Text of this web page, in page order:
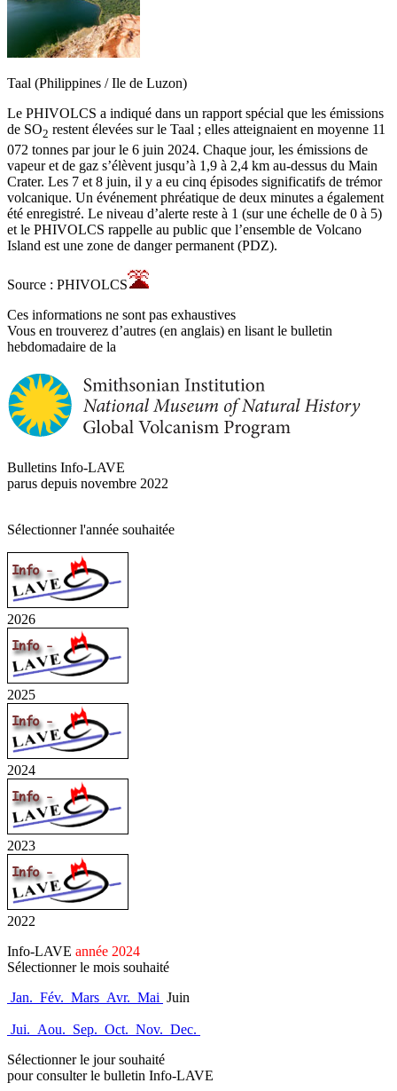
Taal (Philippines / Ile de Luzon)
Le PHIVOLCS a indiqué dans un rapport spécial que les émissions
de SO2 restent élevées sur le Taal ; elles atteignaient en moyenne 11
072 tonnes par jour le 6 juin 2024. Chaque jour, les émissions de
vapeur et de gaz s’élèvent jusqu’à 1,9 à 2,4 km au-dessus du Main
Crater. Les 7 et 8 juin, il y a eu cinq épisodes significatifs de trémor
volcanique. Un événement phréatique de deux minutes a également
été enregistré. Le niveau d’alerte reste à 1 (sur une échelle de 0 à 5)
et le PHIVOLCS rappelle au public que l’ensemble de Volcano
Island est une zone de danger permanent (PDZ).
Source : PHIVOLCS
Ces informations ne sont pas exhaustives
Vous en trouverez d’autres (en anglais) en lisant le bulletin
hebdomadaire de la
Bulletins Info-LAVE
parus depuis novembre 2022
Sélectionner l'année souhaitée
2026
2025
2024
2023
2022
Info-LAVE année 2024
Sélectionner le mois souhaité
Jan. Fév. Mars Avr. Mai Juin
Jui. Aou. Sep. Oct. Nov. Dec.
Sélectionner le jour souhaité
pour consulter le bulletin Info-LAVE